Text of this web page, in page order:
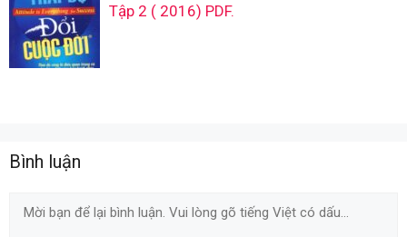
Tập 2 ( 2016) PDF.
Bình luận
Comment